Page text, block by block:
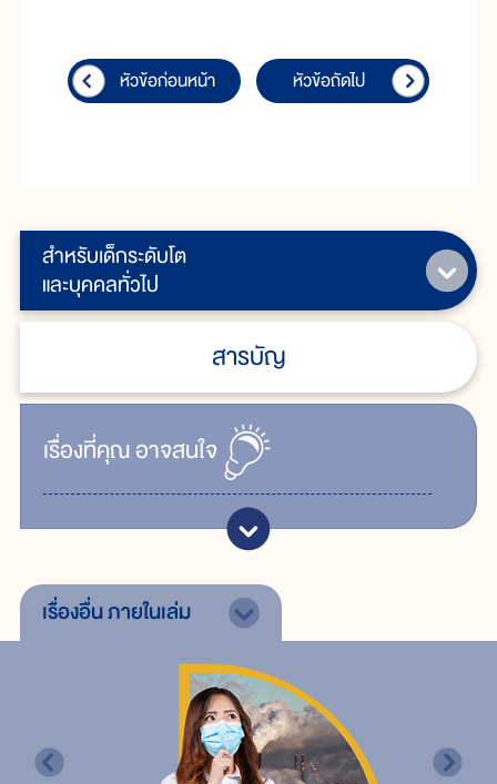
สำหรับเด็กระดับโต
และบุคคลทั่วไป
สารบัญ
เรื่ิองที่คุณอาจสนใจ
หัวข้อก่อนหน้า หัวข้อถัดไป
เรื่องอื่นภายในเล่ม